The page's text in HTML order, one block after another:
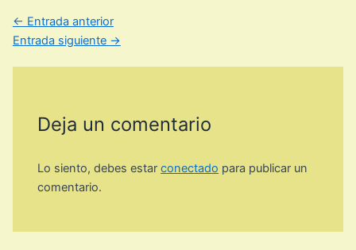
← Entrada anterior
Entrada siguiente →
Deja un comentario
Lo siento, debes estarconectado para publicar un
comentario.